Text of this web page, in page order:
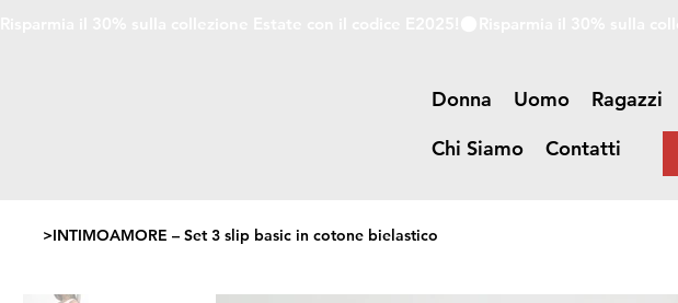
Donna Uomo Ragazzi
Chi Siamo
Contatti
>INTIMOAMORE – Set 3 slip basic in cotone bielastico